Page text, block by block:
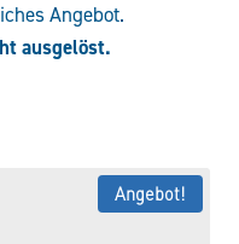
Angebot.
ausgelöst.
Angebot!